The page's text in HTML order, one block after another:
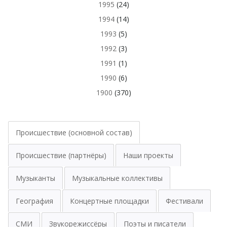
1995 (24)
1994(14)
1993 (5)
1992 (3)
1991 (1)
1990 (6)
1900 (370)
Происшествие (основной состав)
Происшествие (партнёры) Наши проекты
Музыканты Музыкальные коллективы
География Концертные площадки Фестивали
СМИ Звукорежиссёры Поэты и писатели